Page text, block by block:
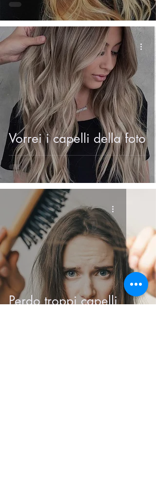
Vorrei i capelli della foto
Perdo troppi capelli